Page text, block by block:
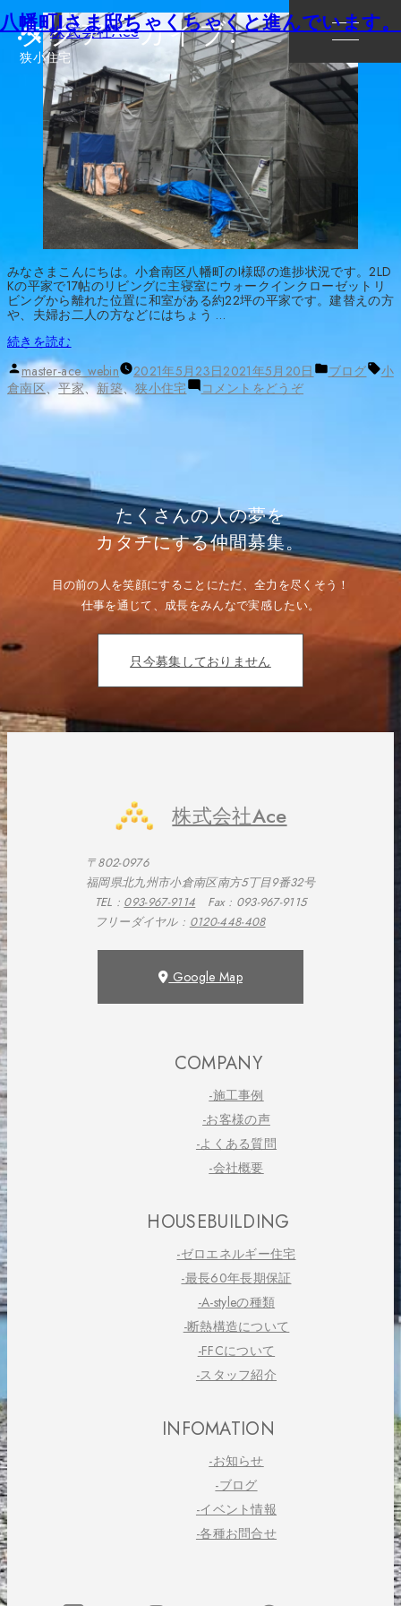
株式会社Ace
タグアーカイブ:
狭小住宅
八幡町Iさま邸ちゃくちゃくと進んでいます。
みなさまこんにちは。小倉南区八幡町のI様邸の進捗状況です。2LD
Kの平家で17帖のリビングに主寝室にウォークインクローゼットリ
ビングから離れた位置に和室がある約22坪の平家です。建替えの方
や、夫婦お二人の方などにはちょう …
“八
町
I
さ
く
ち
く
と
続きを読む
投
稿
者:
master-ace_webin 2021年5月23日2021年5月20日
カ
テ
ブログ
タ
グ:
小
倉南区、平家、新築、狭小住宅 コメントをどうぞ(八
幡
ち
く
進
ん
で
たくさんの人の夢を
カタチにする仲間募集。
目の前の人を笑顔にすることにただ、全力を尽くそう！
仕事を通じて、成長をみんなで実感したい。
只今募集しておりません
株式会社Ace
〒802-0976
福岡県北九州市小倉南区南方5丁目9番32号
TEL : 093-967-9114 Fax : 093-967-9115
フリーダイヤル : 0120-448-408
Google Map
COMPANY
-施工事例
-お客様の声
-よくある質問
-会社概要
HOUSEBUILDING
-ゼロエネルギー住宅
-最長60年長期保証
-A-styleの種類
-断熱構造について
-FFCについて
-スタッフ紹介
INFOMATION
-お知らせ
-ブログ
-イベント情報
-各種お問合せ